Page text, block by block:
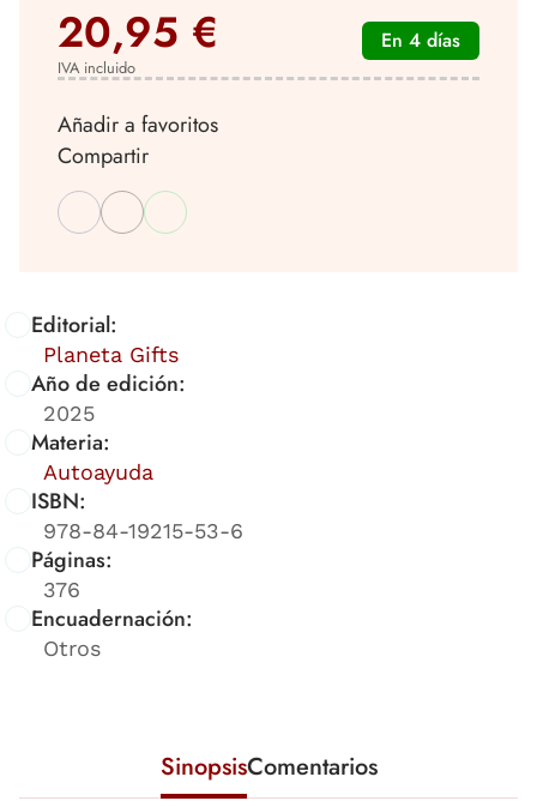
Editorial:
Planeta Gifts
Año de edición:
2025
Materia:
Autoayuda
ISBN:
978-84-19215-53-6
Páginas:
376
Encuadernación:
Otros
20,95 €
IVA incluido
En 4 días
Añadir a favoritos
Compartir
SinopsisComentarios